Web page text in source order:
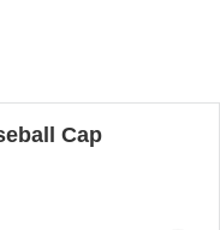
Cap